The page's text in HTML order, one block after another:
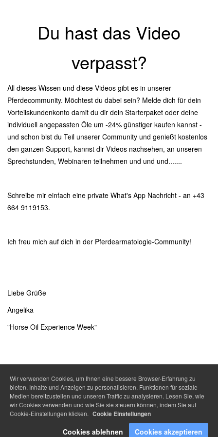
Du hast das Video
verpasst?
All dieses Wissen und diese Videos gibt es in unserer
Pferdecommunity. Möchtest du dabei sein? Melde dich für dein
Vorteilskundenkonto damit du dir dein Starterpaket oder deine
individuell angepassten Öle um -24% günstiger kaufen kannst -
und schon bist du Teil unserer Community und genießt kostenlos
den ganzen Support, kannst dir Videos nachsehen, an unseren
Sprechstunden, Webinaren teilnehmen und und und.......
Schreibe mir einfach eine private What's App Nachricht - an +43
664 9119153.
Ich freu mich auf dich in der Pferdearmatologie-Community!
Liebe Grüße
Angelika
"Horse Oil Experience Week"
Wir verwenden Cookies, um Ihnen eine bessere Browser-Erfahrung zu
bieten, Inhalte und Anzeigen zu personalisieren, Funktionen für soziale
Medien bereitzustellen und unseren Traffic zu analysieren. Lesen Sie, wie
wir Cookies verwenden und wie Sie sie steuern können, indem Sie auf
Cookie-Einstellungen klicken. Cookie Einstellungen
Cookies ablehnen Cookies akzeptieren